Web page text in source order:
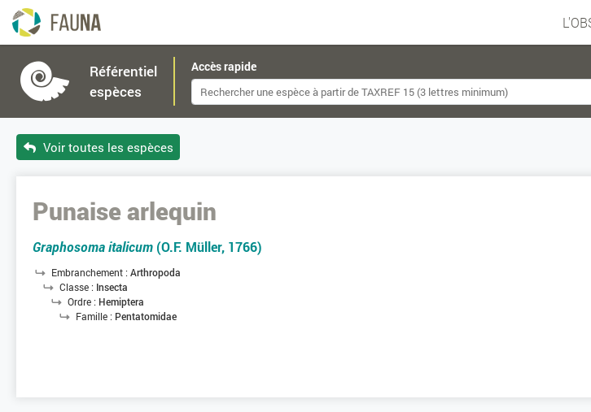
Référentiel
espèces
Accès rapide
Voir toutes les espèces
Punaise arlequin
Graphosoma italicum (O.F. Müller, 1766)
Embranchement : Arthropoda
Classe : Insecta
Ordre : Hemiptera
Famille : Pentatomidae